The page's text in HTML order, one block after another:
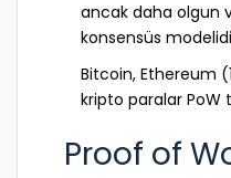
ancak daha olgun
konsensüs
Bitcoin, Ethereum
kripto paralar PoW
Proof of